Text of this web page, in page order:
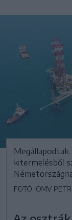
kitermelésből
FOTÓ: OMV